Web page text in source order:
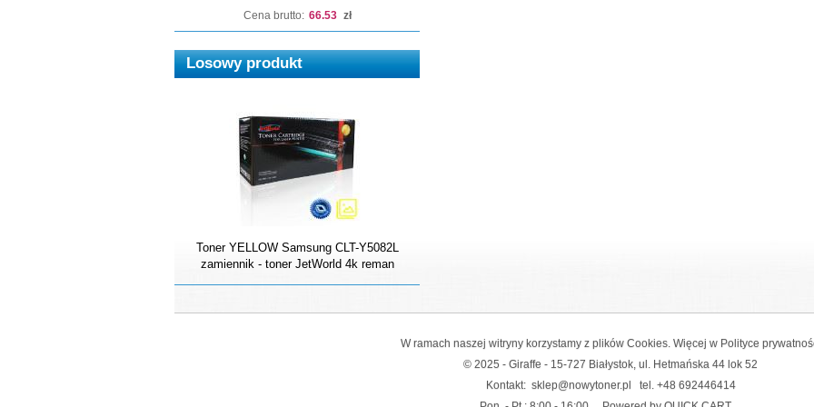
Cena brutto: 66.53 zł
Losowy produkt
Toner YELLOW Samsung CLT-Y5082L
zamiennik - toner JetWorld 4k reman
W ramach naszej witryny korzystamy z plików Cookies. Więcej w Polityce
© 2025 - Giraffe - 15-727 Białystok, ul. Hetmańska 44 lok 52
Kontakt: sklep@nowytoner.pl tel. +48 692446414